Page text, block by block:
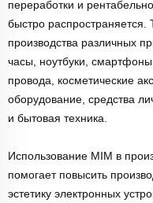
переработки и
быстро распространяется.
производства различных
часы, ноутбуки,
провода, косметические
оборудование, средства
и бытовая техника.
Использование MIM в
помогает повысить
эстетику электронных